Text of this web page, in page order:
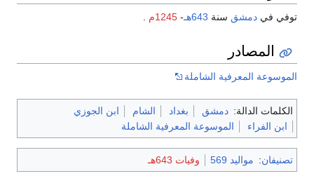
توفي في دمشق سنة 643هـ - 1245م .
المصادر
الموسوعة المعرفية الشاملة
الكلمات الدالة: دمشق بغداد الشام
ابن الجوزي
ابن الفراء
الموسوعة المعرفية الشاملة
تصنيفان: مواليد 569 وفيات 643هـ